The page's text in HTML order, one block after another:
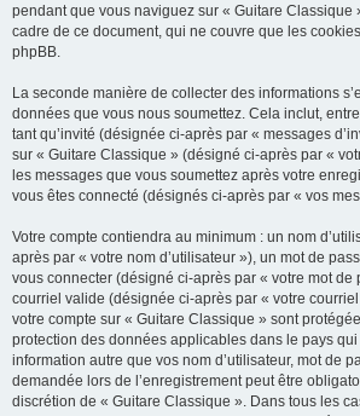
pendant que vous naviguez sur « Guitare Classique
cadre de ce document, qui ne couvre que les
phpBB.
La seconde manière de collecter des informations
données que vous nous soumettez. Cela inclut,
tant qu’invité (désignée ci-après par « messages
sur « Guitare Classique » (désigné ci-après par «
les messages que vous soumettez après votre
vous êtes connecté (désignés ci-après par « vos
Votre compte contiendra au minimum : un nom
après par « votre nom d’utilisateur »), un mot de
vous connecter (désigné ci-après par « votre mot de
courriel valide (désignée ci-après par « votre
votre compte sur « Guitare Classique » sont
protection des données applicables dans le pays
information autre que vos nom d’utilisateur, mot de
demandée lors de l’enregistrement peut être
discrétion de « Guitare Classique ». Dans tous les